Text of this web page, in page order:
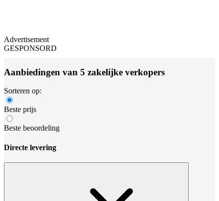
Advertisement
GESPONSORD
Aanbiedingen van 5 zakelijke verkopers
Sorteren op:
Beste prijs
Beste beoordeling
Directe levering